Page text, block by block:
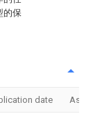
的保
date